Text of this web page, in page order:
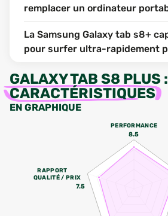
remplacer un ordinateur
La Samsung Galaxy tab s8+
pour surfer ultra-rapidement
GALAXY TAB S8 PLUS :
CARACTÉRISTIQUES
EN GRAPHIQUE
PERFORMANCE
8.5
RAPPORT
QUALITÉ / PRIX
7.5